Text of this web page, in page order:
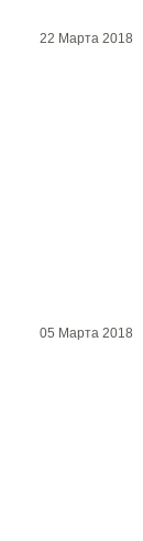
22 Марта 2018
05 Марта 2018